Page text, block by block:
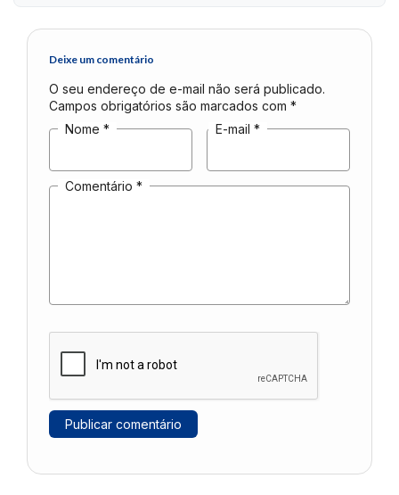
Deixe um comentário
O seu endereço de e-mail não será publicado.
Campos obrigatórios são marcados com *
Nome * E-mail *
Comentário *